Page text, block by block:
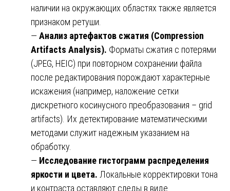
наличии на окружающих областях также является
признаком ретуши.
—Анализ артефактов сжатия (Compression
Artifacts Analysis). Форматы сжатия с потерями
(JPEG, HEIC) при повторном сохранении файла
после редактирования порождают характерные
искажения (например, наложение сетки
дискретного косинусного преобразования – grid
artifacts). Их детектирование математическими
методами служит надежным указанием на
обработку.
— Исследование гистограмм распределения
яркости и цвета. Локальные корректировки тона
и контраста оставляют следы в виде